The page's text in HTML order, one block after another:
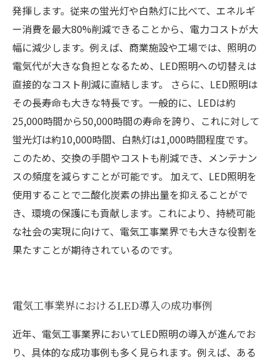
発揮します。従来の蛍光灯や白熱灯に比べて、エネルギ
ー消費を最大80%削減できることから、電力コストが大
幅に減少します。例えば、商業施設や工場では、照明の
電気代が大きな負担となるため、LED照明への切替えは
直接的なコスト削減に直結します。 さらに、LED照明は
その長寿命も大きな特長です。一般的に、LEDは約
25,000時間から50,000時間の寿命を誇り、これに対して
蛍光灯は約10,000時間、白熱灯は1,000時間程度です。
このため、交換の手間やコストも削減でき、メンテナン
スの頻度を減らすことが可能です。 加えて、LED照明を
使用することで二酸化炭素の排出量を抑えることがで
き、環境の保護にも貢献します。これにより、持続可能
な社会の実現に向けて、電気工事業界でも大きな役割を
果たすことが期待されているのです。
電気工事業界におけるLED導入の成功事例
近年、電気工事業界においてLED照明の導入が進んでお
り、具体的な成功事例も多く見られます。例えば、ある